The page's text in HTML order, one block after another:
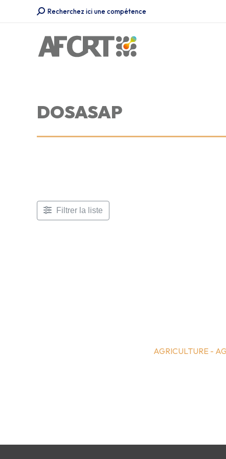
Recherche
Recherchez ici une compétence
DOSASAP
Filtrer la liste
AGRICULTURE -